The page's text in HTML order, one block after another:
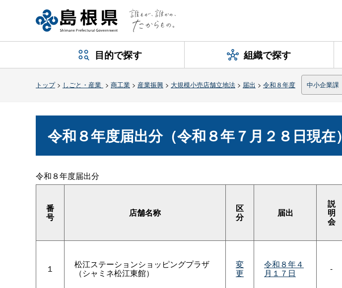
目的で探す 組織で探す
トップ> しごと・産業 > 商工業 > 産業振興 > 大規模小売店舗立地法 > 届出 > 令和８年度 中小企業課
令和８年度届出分（令和８年７月２８日現在）
令和８年度届出分
番
号 店舗名称 区
分 届出
説
明
会
１ 松江ステーションショッピングプラザ
（シャミネ松江東館）
変
更
令和８年４
月１７日 -